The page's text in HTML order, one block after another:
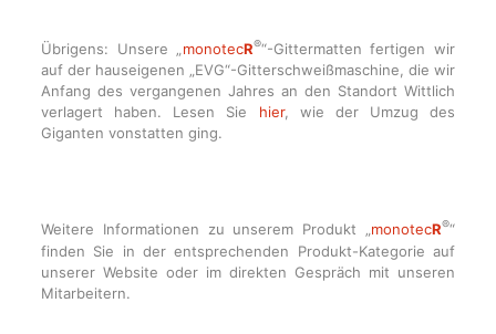
Übrigens: Unsere „monotecR®“-Gittermatten fertigen wir
auf der hauseigenen „EVG“-Gitterschweißmaschine, die wir
Anfang des vergangenen Jahres an den Standort Wittlich
verlagert haben. Lesen Sie hier, wie der Umzug des
Giganten vonstatten ging.
Weitere Informationen zu unserem Produkt „monotecR®“
finden Sie in der entsprechenden Produkt-Kategorie auf
unserer Website oder im direkten Gespräch mit unseren
Mitarbeitern.